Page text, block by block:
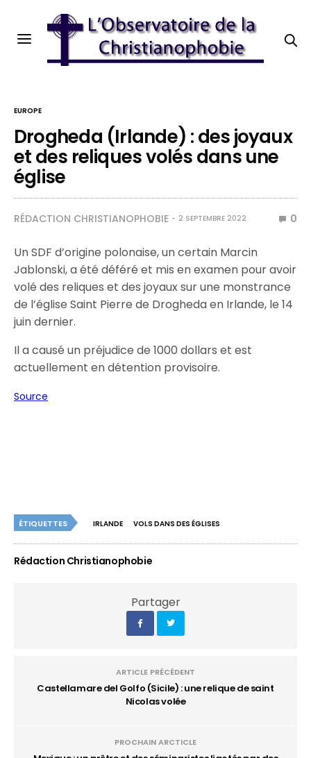
EUROPE
Drogheda (Irlande) : des joyaux
et des reliques volés dans une
église
RÉDACTION CHRISTIANOPHOBIE 2 SEPTEMBRE 2022 0
Un SDF d’origine polonaise, un certain Marcin
Jablonski, a été déféré et mis en examen pour avoir
volé des reliques et des joyaux sur une monstrance
de l’église Saint Pierre de Drogheda en Irlande, le 14
juin dernier.
Il a causé un préjudice de 1000 dollars et est
actuellement en détention provisoire.
Source
ÉTIQUETTES IRLANDE VOLS DANS DES ÉGLISES
Rédaction Christianophobie
Partager
ARTICLE PRÉCÉDENT
Castellamare del Golfo (Sicile) : une relique de saint
Nicolas volée
PROCHAIN ARCTICLE